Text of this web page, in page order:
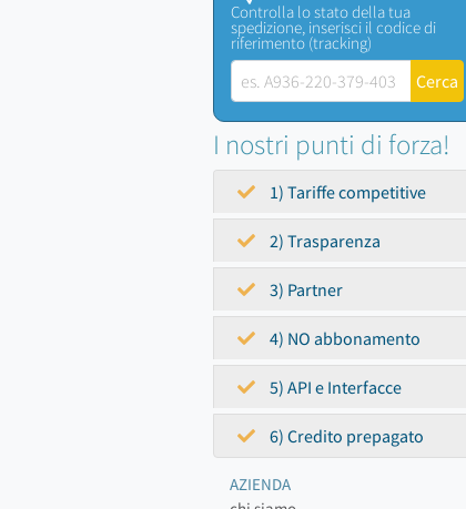
Controlla lo stato della tua
spedizione, inserisci il codice di
riferimento (tracking)
I nostri punti di forza!
1) Tariffe competitive
2) Trasparenza
3) Partner
4) NO abbonamento
5) API e Interfacce
6) Credito prepagato
AZIENDA